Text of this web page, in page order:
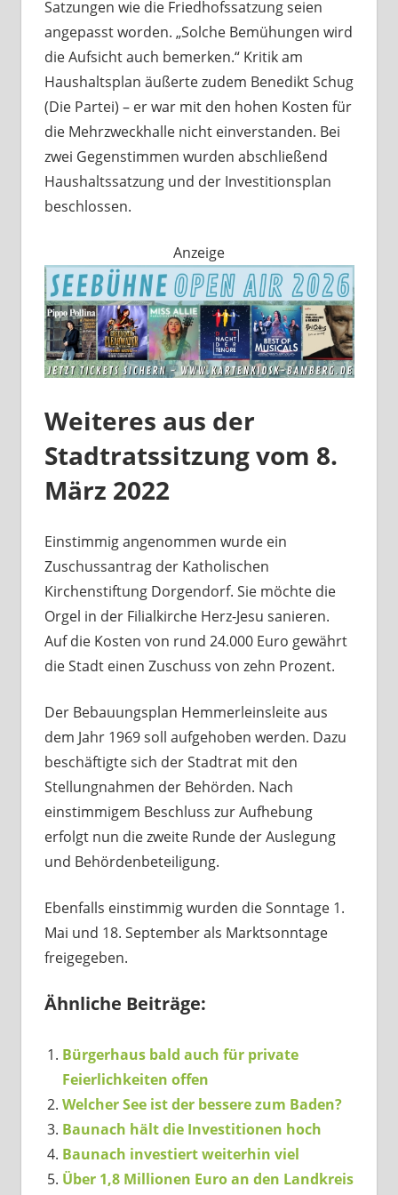
Satzungen wie die Friedhofssatzung seien
angepasst worden. „Solche Bemühungen wird
die Aufsicht auch bemerken.“ Kritik am
Haushaltsplan äußerte zudem Benedikt Schug
(Die Partei) – er war mit den hohen Kosten für
die Mehrzweckhalle nicht einverstanden. Bei
zwei Gegenstimmen wurden abschließend
Haushaltssatzung und der Investitionsplan
beschlossen.
Anzeige
Weiteres aus der
Stadtratssitzung vom 8.
März 2022
Einstimmig angenommen wurde ein
Zuschussantrag der Katholischen
Kirchenstiftung Dorgendorf. Sie möchte die
Orgel in der Filialkirche Herz-Jesu sanieren.
Auf die Kosten von rund 24.000 Euro gewährt
die Stadt einen Zuschuss von zehn Prozent.
Der Bebauungsplan Hemmerleinsleite aus
dem Jahr 1969 soll aufgehoben werden. Dazu
beschäftigte sich der Stadtrat mit den
Stellungnahmen der Behörden. Nach
einstimmigem Beschluss zur Aufhebung
erfolgt nun die zweite Runde der Auslegung
und Behördenbeteiligung.
Ebenfalls einstimmig wurden die Sonntage 1.
Mai und 18. September als Marktsonntage
freigegeben.
Ähnliche Beiträge:
Bürgerhaus bald auch für private
Feierlichkeiten offen
Welcher See ist der bessere zum Baden?
Baunach hält die Investitionen hoch
Baunach investiert weiterhin viel
Über 1,8 Millionen Euro an den Landkreis